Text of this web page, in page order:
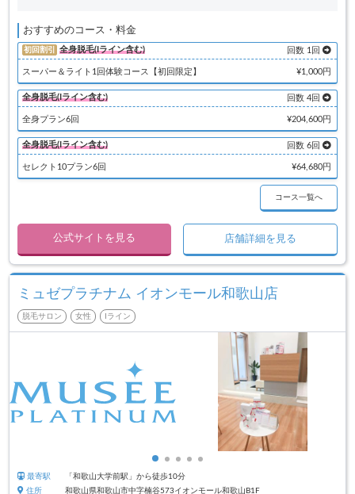
おすすめのコース・料金
初回割引 全身脱毛(Iライン含む) 回数 1回
スーパー＆ライト1回体験コース【初回限定】 ¥1,000円
全身脱毛(Iライン含む) 回数 4回
全身プラン6回 ¥204,600円
全身脱毛(Iライン含む) 回数 6回
セレクト10プラン6回 ¥64,680円
コース一覧へ
公式サイトを見る 店舗詳細を見る
ミュゼプラチナム イオンモール和歌山店
脱毛サロン 女性 Iライン
最寄駅
「和歌山大学前駅」から徒歩10分
住所
和歌山県和歌山市中字楠谷573イオンモール和歌山B1F